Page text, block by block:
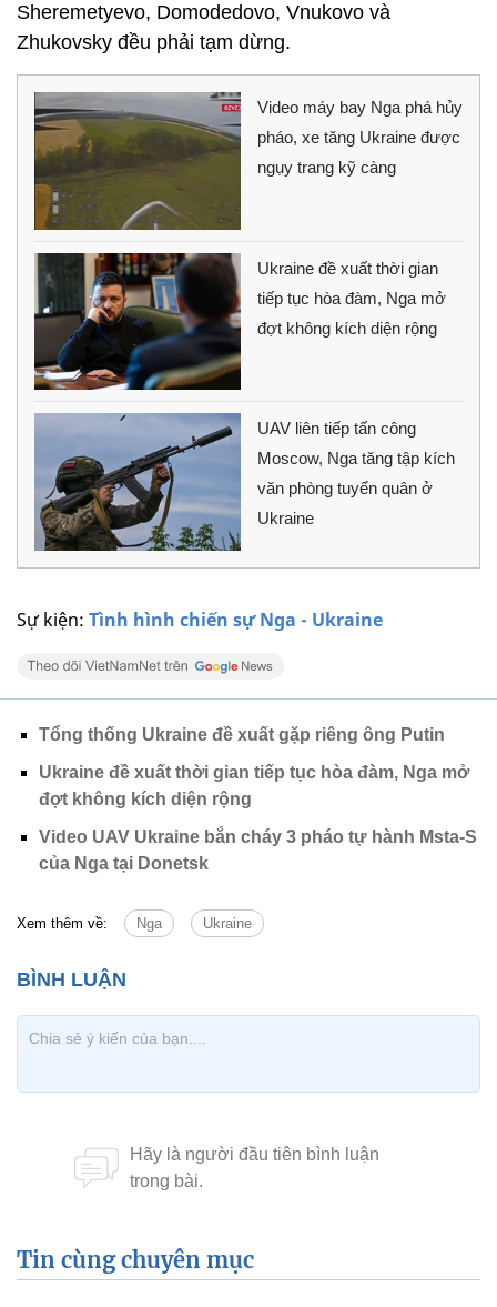
Sự kiện: Tình hình chiến sự Nga - Ukraine
Sheremetyevo, Domodedovo, Vnukovo và
Zhukovsky đều phải tạm dừng.
Video máy bay Nga phá hủy
pháo, xe tăng Ukraine được
ngụy trang kỹ càng
Ukraine đề xuất thời gian
tiếp tục hòa đàm, Nga mở
đợt không kích diện rộng
UAV liên tiếp tấn công
Moscow, Nga tăng tập kích
văn phòng tuyển quân ở
Ukraine
Tổng thống Ukraine đề xuất gặp riêng ông Putin
Ukraine đề xuất thời gian tiếp tục hòa đàm, Nga mở
đợt không kích diện rộng
Video UAV Ukraine bắn cháy 3 pháo tự hành Msta-S
của Nga tại Donetsk
Xem thêm về: Nga Ukraine
Tin cùng chuyên mục